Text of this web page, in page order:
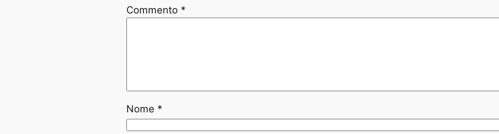
Commento *
Nome *